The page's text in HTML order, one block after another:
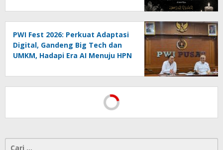
Race Kotamobagu
PWI Fest 2026: Perkuat Adaptasi
Digital, Gandeng Big Tech dan
UMKM, Hadapi Era AI Menuju HPN